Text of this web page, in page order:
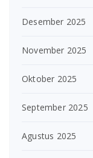
Desember 2025
November 2025
Oktober 2025
September 2025
Agustus 2025